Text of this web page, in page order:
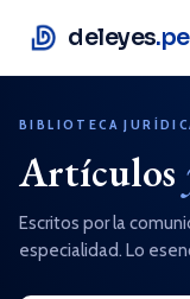
deleyes.pe
BIBLIOTECA
Artículos
Escritos por la
especialidad. Lo